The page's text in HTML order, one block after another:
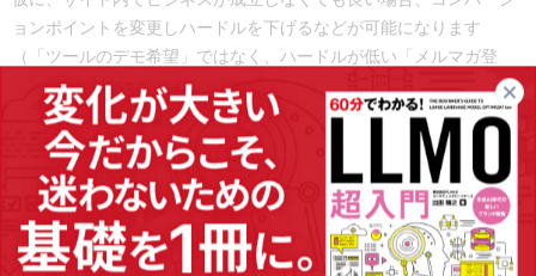
ョンポイントを変更しハードルを下げるなどが可能になります
（「ツールのデモ希望」ではなく、ハードルが低い「メルマガ登
録」を促すなど）。そうなるとサイト内での施策の自由度が変わっ
てきます。
もしコンバージョンポイントの自由度が変わるようになれば、コン
バージョンの種類によって、その後の対応を変えることができま
す。
例えば、BtoBマーケティングではよくある以下のようなケースで